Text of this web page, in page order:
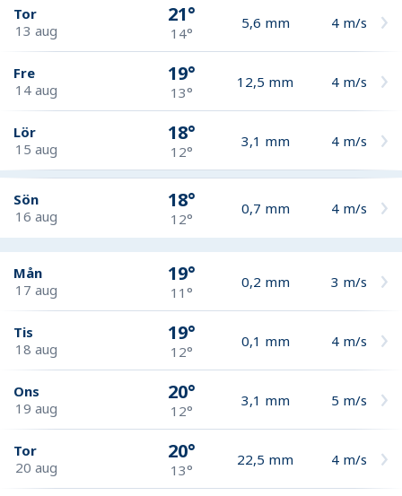
Tor
13 aug
21°
14°
5,6 mm 4 m/s
Fre
14 aug
19°
13°
12,5 mm 4 m/s
Lör
15 aug
18°
12°
3,1 mm 4 m/s
Sön
16 aug
18°
12°
0,7 mm 4 m/s
Mån
17 aug
19°
11°
0,2 mm 3 m/s
Tis
18 aug
19°
12°
0,1 mm 4 m/s
Ons
19 aug
20°
12°
3,1 mm 5 m/s
Tor
20 aug
20°
13°
22,5 mm 4 m/s